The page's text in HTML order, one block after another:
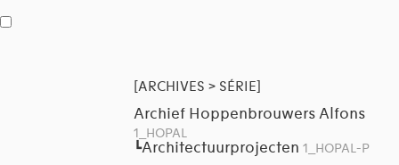
[ARCHIVES > SÉRIE]
Archief Hoppenbrouwers Alfons
1_HOPAL
┗Architectuurprojecten 1_HOPAL-P